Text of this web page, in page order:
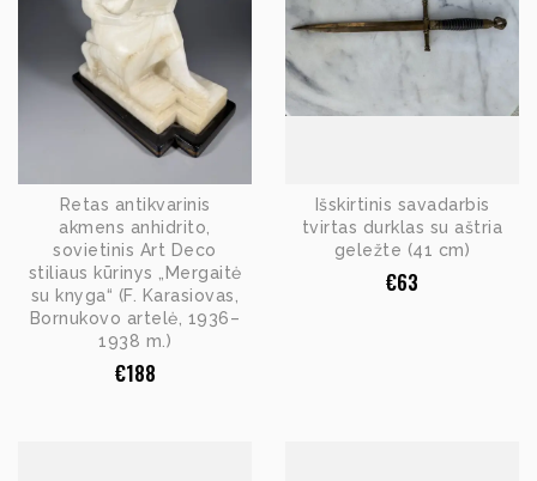
Retas antikvarinis
akmens anhidrito,
sovietinis Art Deco
stiliaus kūrinys „Mergaitė
su knyga“ (F. Karasiovas,
Bornukovo artelė, 1936–
1938 m.)
€188
Išskirtinis savadarbis
tvirtas durklas su aštria
geležte (41 cm)
€63